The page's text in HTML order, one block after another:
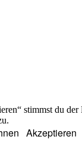
stimmst du
Akzeptieren